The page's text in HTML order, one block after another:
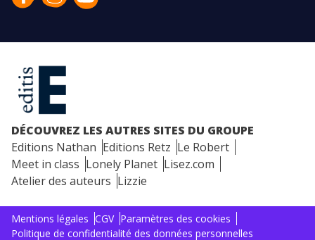
DÉCOUVREZ LES AUTRES SITES DU GROUPE
Editions Nathan Editions Retz Le Robert
Meet in class Lonely Planet Lisez.com
Atelier des auteurs Lizzie
Mentions légales CGV Paramètres des cookies
Politique de confidentialité des données personnelles